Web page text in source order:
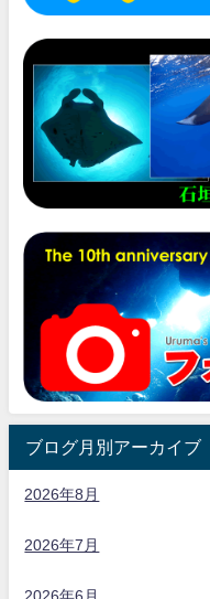
ブログ月別アーカイブ
2026年8月
2026年7月